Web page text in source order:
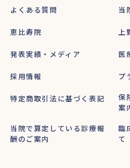
よくある質問 当
恵比寿院 上
発表実績・メディア 医
採用情報 プ
特定商取引法に基づく表記
保
案
当院で算定している診療報
酬のご案内
臨
て